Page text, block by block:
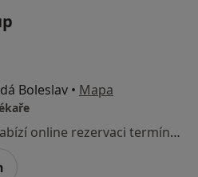
Boleslav • Mapa
Tento specialista nenabízí online rezervaci termínu na této adrese.